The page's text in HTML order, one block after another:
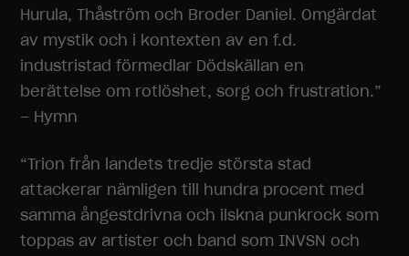
Hurula, Thåström och Broder Daniel. Omgärdat
av mystik och i kontexten av en f.d.
industristad förmedlar Dödskällan en
berättelse om rotlöshet, sorg och frustration.”
– Hymn
“Trion från landets tredje största stad
attackerar nämligen till hundra procent med
samma ångestdrivna och ilskna punkrock som
toppas av artister och band som INVSN och